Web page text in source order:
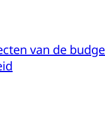
van de